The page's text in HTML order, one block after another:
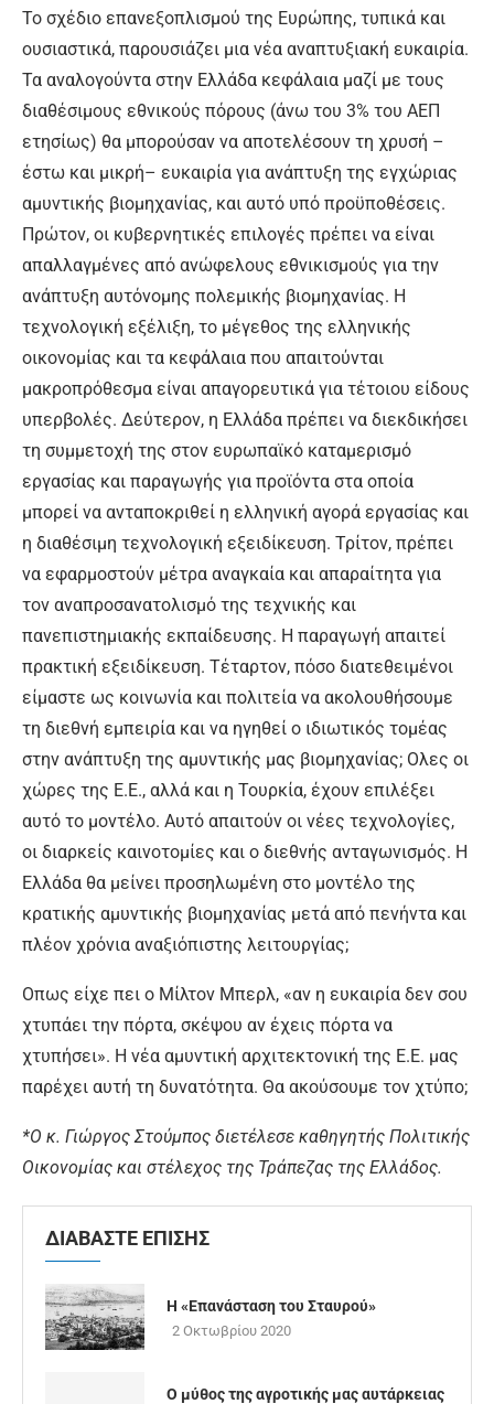
Το σχέδιο επανεξοπλισμού της Ευρώπης, τυπικά και
ουσιαστικά, παρουσιάζει μια νέα αναπτυξιακή ευκαιρία.
Τα αναλογούντα στην Ελλάδα κεφάλαια μαζί με τους
διαθέσιμους εθνικούς πόρους (άνω του 3% του ΑΕΠ
ετησίως) θα μπορούσαν να αποτελέσουν τη χρυσή –
έστω και μικρή– ευκαιρία για ανάπτυξη της εγχώριας
αμυντικής βιομηχανίας, και αυτό υπό προϋποθέσεις.
Πρώτον, οι κυβερνητικές επιλογές πρέπει να είναι
απαλλαγμένες από ανώφελους εθνικισμούς για την
ανάπτυξη αυτόνομης πολεμικής βιομηχανίας. Η
τεχνολογική εξέλιξη, το μέγεθος της ελληνικής
οικονομίας και τα κεφάλαια που απαιτούνται
μακροπρόθεσμα είναι απαγορευτικά για τέτοιου είδους
υπερβολές. Δεύτερον, η Ελλάδα πρέπει να διεκδικήσει
τη συμμετοχή της στον ευρωπαϊκό καταμερισμό
εργασίας και παραγωγής για προϊόντα στα οποία
μπορεί να ανταποκριθεί η ελληνική αγορά εργασίας και
η διαθέσιμη τεχνολογική εξειδίκευση. Τρίτον, πρέπει
να εφαρμοστούν μέτρα αναγκαία και απαραίτητα για
τον αναπροσανατολισμό της τεχνικής και
πανεπιστημιακής εκπαίδευσης. Η παραγωγή απαιτεί
πρακτική εξειδίκευση. Τέταρτον, πόσο διατεθειμένοι
είμαστε ως κοινωνία και πολιτεία να ακολουθήσουμε
τη διεθνή εμπειρία και να ηγηθεί ο ιδιωτικός τομέας
στην ανάπτυξη της αμυντικής μας βιομηχανίας; Ολες οι
χώρες της Ε.Ε., αλλά και η Τουρκία, έχουν επιλέξει
αυτό το μοντέλο. Αυτό απαιτούν οι νέες τεχνολογίες,
οι διαρκείς καινοτομίες και ο διεθνής ανταγωνισμός. Η
Ελλάδα θα μείνει προσηλωμένη στο μοντέλο της
κρατικής αμυντικής βιομηχανίας μετά από πενήντα και
πλέον χρόνια αναξιόπιστης λειτουργίας;
Οπως είχε πει ο Μίλτον Μπερλ, «αν η ευκαιρία δεν σου
χτυπάει την πόρτα, σκέψου αν έχεις πόρτα να
χτυπήσει». Η νέα αμυντική αρχιτεκτονική της Ε.Ε. μας
παρέχει αυτή τη δυνατότητα. Θα ακούσουμε τον χτύπο;
*Ο κ. Γιώργος Στούμπος διετέλεσε καθηγητής Πολιτικής
Οικονομίας και στέλεχος της Τράπεζας της Ελλάδος.
ΔΙΑΒΑΣΤΕ ΕΠΙΣΗΣ
Η «Επανάσταση του Σταυρού»
2 Οκτωβρίου 2020
Ο μύθος της αγροτικής μας αυτάρκειας